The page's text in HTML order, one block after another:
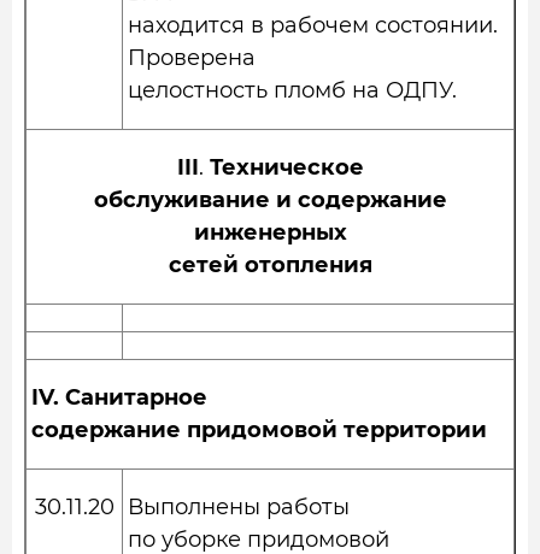
находится в рабочем состоянии.
Проверена
целостность пломб на ОДПУ.
III. Техническое
обслуживание и содержание
инженерных
сетей отопления
IV. Санитарное
содержание придомовой территории
30.11.20
Выполнены работы
по уборке придомовой